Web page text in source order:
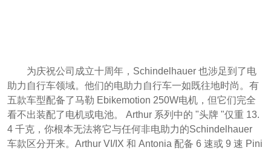
为庆祝公司成立十周年，Schindelhauer 也涉足到了电
助力自行车领域。他们的电助力自行车一如既往地时尚。有
五款车型配备了马勒 Ebikemotion 250W电机，但它们完全
看不出装配了电机或电池。 Arthur 系列中的 "头牌 "仅重 13.
4 千克，你根本无法将它与任何非电助力的Schindelhauer
车款区分开来。Arthur VI/IX 和 Antonia 配备 6 速或 9 速 Pini